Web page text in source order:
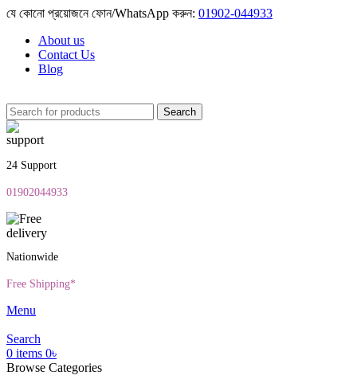
যে কোনো প্রয়োজনে ফোন/WhatsApp করুন: 01902-044933
About us
Contact Us
Blog
Search
24 Support
01902044933
Nationwide
Free Shipping*
Menu
Search
0 items 0৳
Browse Categories